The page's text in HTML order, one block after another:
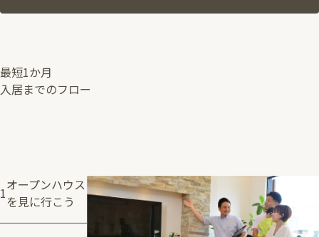
最短1か月
入居までのフロー
1オープンハウス
を見に行こう